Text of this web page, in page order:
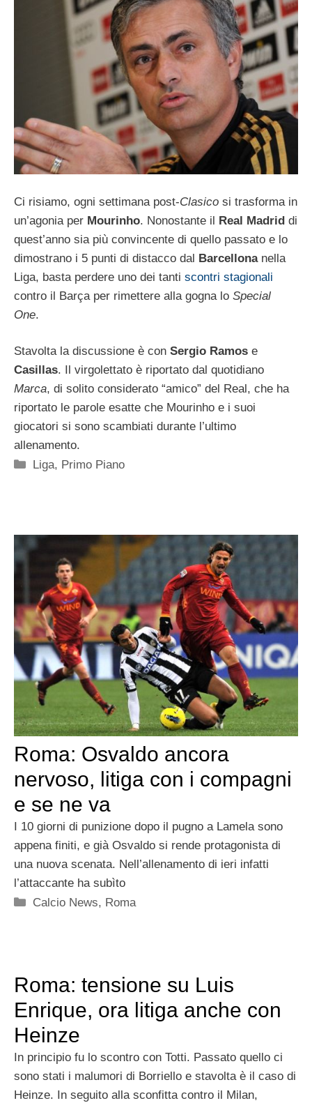
Ci risiamo, ogni settimana post-Clasico si trasforma in
un’agonia per Mourinho. Nonostante il Real Madrid di
quest’anno sia più convincente di quello passato e lo
dimostrano i 5 punti di distacco dal Barcellonanella
Liga, basta perdere uno dei tanti scontri stagionali
contro il Barça per rimettere alla gogna lo Special
One.
Stavolta la discussione è con Sergio Ramos e
Casillas. Il virgolettato è riportato dal quotidiano
Marca, di solito considerato “amico” del Real, che ha
riportato le parole esatte che Mourinho e i suoi
giocatori si sono scambiati durante l’ultimo
allenamento.
Categorie
Liga, Primo Piano
Roma: Osvaldo ancora
nervoso, litiga con i compagni
e se ne va
I 10 giorni di punizione dopo il pugno a Lamela sono
appena finiti, e già Osvaldo si rende protagonista di
una nuova scenata. Nell’allenamento di ieri infatti
l’attaccante ha subìto
Categorie
Calcio News, Roma
Roma: tensione su Luis
Enrique, ora litiga anche con
Heinze
In principio fu lo scontro con Totti. Passato quello ci
sono stati i malumori di Borriello e stavolta è il caso di
Heinze. In seguito alla sconfitta contro il Milan,